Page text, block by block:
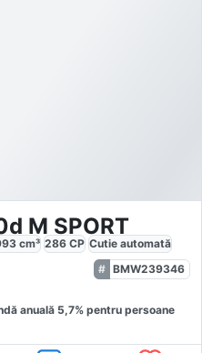
M SPORT
cm³ 286 CP Cutie automată
BMW239346
anuală 5,7% pentru persoane